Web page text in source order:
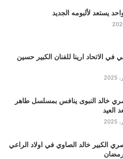
يستعد لألبومه الجديد
في الاتحاد ارينا للفنان الكبير حسين
خالد النبوى ينافس بمسلسل طاهر
العيد
الكبير خالد الصاوي في اولاد الراعي